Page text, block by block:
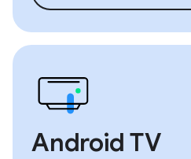
Android TV